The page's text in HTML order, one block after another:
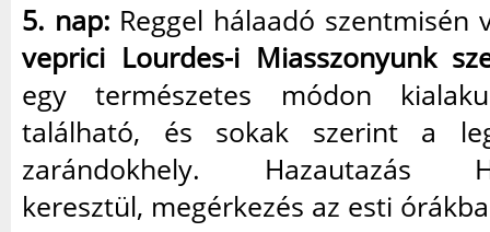
5. nap: Reggel hálaadó szentmisén
veprici Lourdes-i Miasszonyunk
egy természetes módon
található, és sokak szerint a
zarándokhely. Hazautazás
keresztül, megérkezés az esti